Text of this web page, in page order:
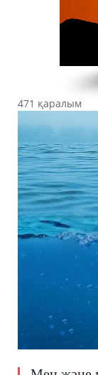
471 қаралым